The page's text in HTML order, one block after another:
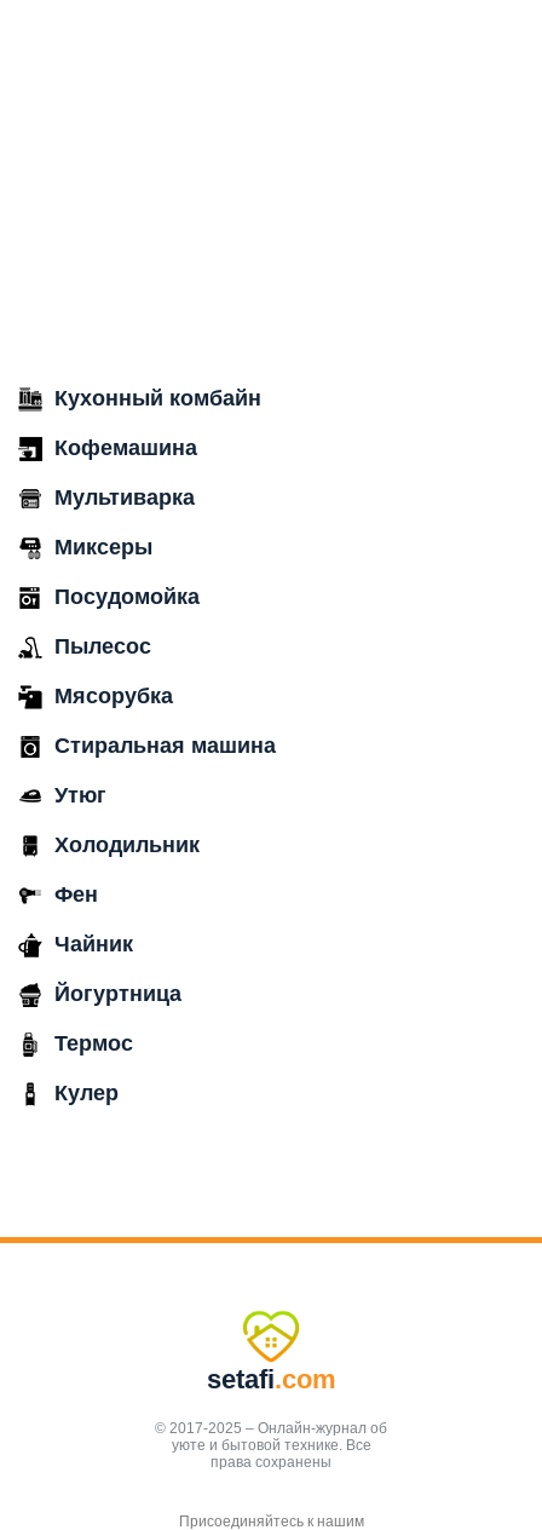
Кухонный комбайн
Кофемашина
Мультиварка
Миксеры
Посудомойка
Пылесос
Мясорубка
Стиральная машина
Утюг
Холодильник
Фен
Чайник
Йогуртница
Термос
Кулер
setafi.com
© 2017-2025 – Онлайн-журнал об
уюте и бытовой технике. Все
права сохранены
Присоединяйтесь к нашим